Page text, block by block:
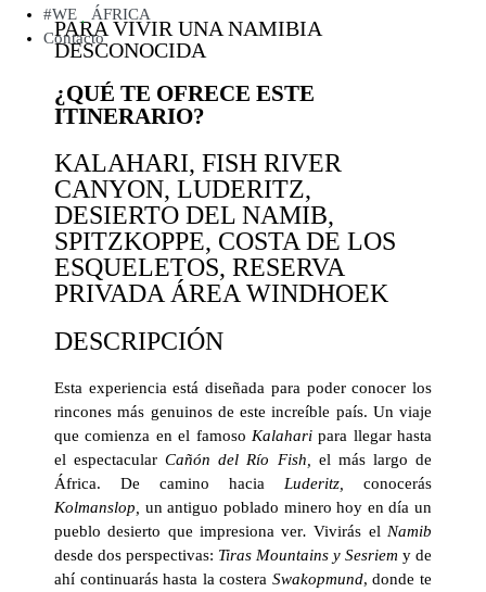
#WE
ÁFRICA
Contacto
PARA VIVIR UNA NAMIBIA
DESCONOCIDA
¿QUÉ TE OFRECE ESTE
ITINERARIO?
KALAHARI, FISH RIVER
CANYON, LUDERITZ,
DESIERTO DEL NAMIB,
SPITZKOPPE, COSTA DE LOS
ESQUELETOS, RESERVA
PRIVADA ÁREA WINDHOEK
DESCRIPCIÓN
Esta experiencia está diseñada para poder conocer los
rincones más genuinos de este increíble país. Un viaje
que comienza en el famoso Kalaharipara llegar hasta
el espectacularCañón del Río Fish, el más largo de
África. De camino hacia Luderitz, conocerás
Kolmanslop, un antiguo poblado minero hoy en día un
pueblo desierto que impresiona ver.Vivirás el Namib
desde dos perspectivas: Tiras Mountains y Sesriem y de
ahí continuarás hasta la costera Swakopmund, donde te